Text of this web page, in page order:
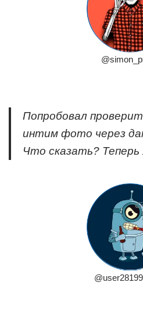
Попробовал
интим фото через
Что сказать? Теперь